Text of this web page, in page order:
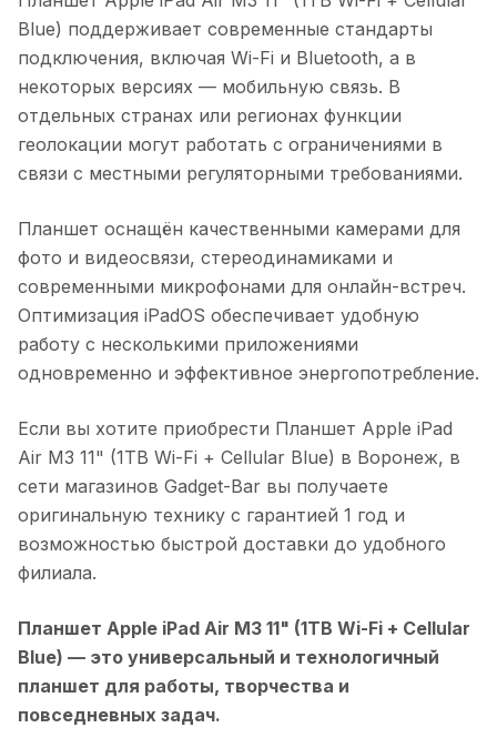
Blue) поддерживает современные стандарты
подключения, включая Wi-Fi и Bluetooth, а в
некоторых версиях — мобильную связь. В
отдельных странах или регионах функции
геолокации могут работать с ограничениями в
связи с местными регуляторными требованиями.
Планшет оснащён качественными камерами для
фото и видеосвязи, стереодинамиками и
современными микрофонами для онлайн-встреч.
Оптимизация iPadOS обеспечивает удобную
работу с несколькими приложениями
одновременно и эффективное энергопотребление.
Если вы хотите приобрести Планшет Apple iPad
Air M3 11" (1TB Wi-Fi + Cellular Blue) в Воронеж, в
сети магазинов Gadget-Bar вы получаете
оригинальную технику с гарантией 1 год и
возможностью быстрой доставки до удобного
филиала.
Планшет Apple iPad Air M3 11" (1TB Wi-Fi + Cellular
Blue) — это универсальный и технологичный
планшет для работы, творчества и
повседневных задач.